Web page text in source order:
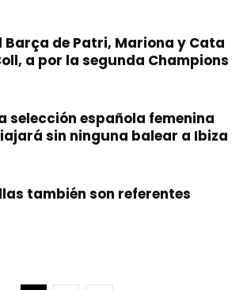
Barça de Patri, Mariona y Cata
a por la segunda Champions
selección española femenina
sin ninguna balear a Ibiza
también son referentes